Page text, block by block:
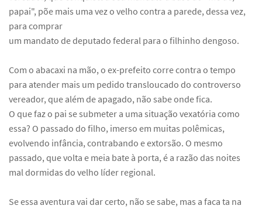
papai", põe mais uma vez o velho contra a parede, dessa vez,
para comprar
um mandato de deputado federal para o filhinho dengoso.
Com o abacaxi na mão, o ex-prefeito corre contra o tempo
para atender mais um pedido transloucado do controverso
vereador, que além de apagado, não sabe onde fica.
O que faz o pai se submeter a uma situação vexatória como
essa? O passado do filho, imerso em muitas polêmicas,
evolvendo infância, contrabando e extorsão. O mesmo
passado, que volta e meia bate à porta, é a razão das noites
mal dormidas do velho líder regional.
Se essa aventura vai dar certo, não se sabe, mas a faca ta na